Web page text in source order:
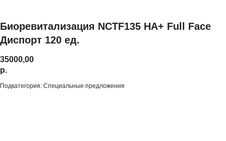
Биоревитализация NCTF135 HA+ Full Face
Диспорт 120 ед.
35000,00
р.
Подкатегория: Специальные предложения